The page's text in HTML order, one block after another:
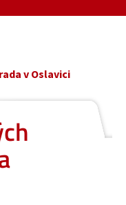
v Oslavici